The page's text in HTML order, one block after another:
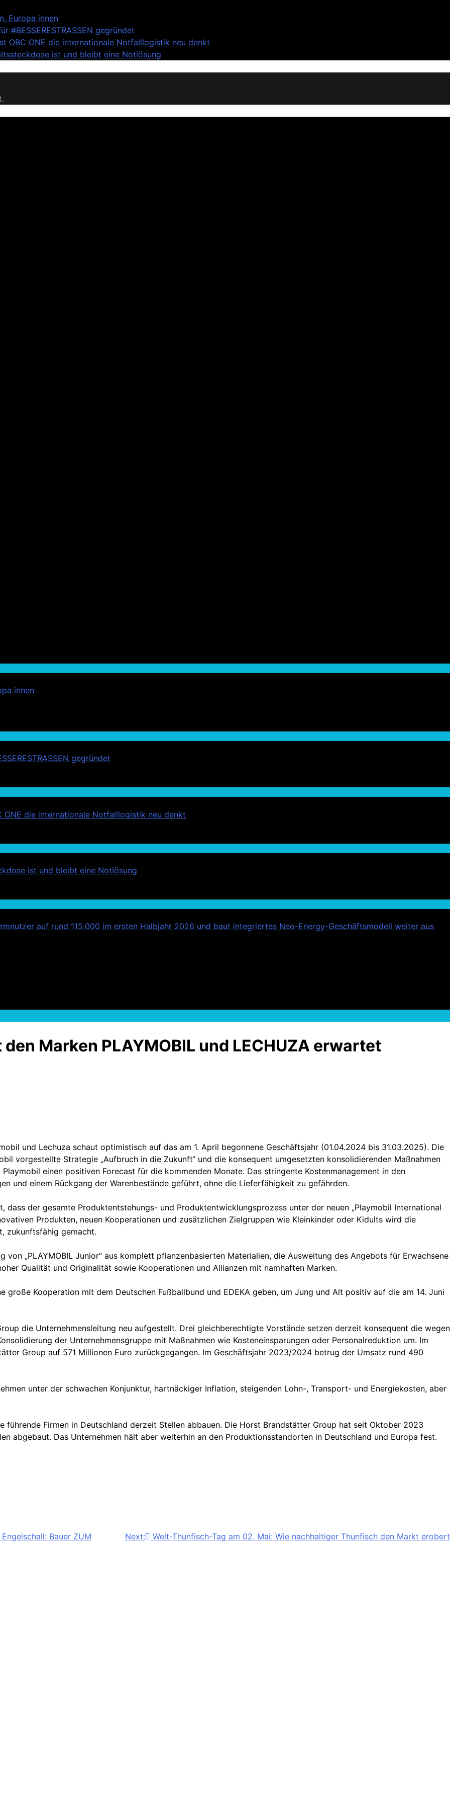
Europa innen
gegründet
OBC ONE die internationale Notfalllogistik neu denkt
ist und bleibt eine Notlösung
innen
gegründet
ONE die internationale Notfalllogistik neu denkt
ist und bleibt eine Notlösung
auf rund 115.000 im ersten Halbjahr 2026 und baut integriertes Neo-Energy-Geschäftsmodell weiter aus
Marken PLAYMOBIL und LECHUZA erwartet
und Lechuza schaut optimistisch auf das am 1. April begonnene Geschäftsjahr (01.04.2024 bis 31.03.2025). Die
vorgestellte Strategie „Aufbruch in die Zukunft“ und die konsequent umgesetzten konsolidierenden Maßnahmen
einen positiven Forecast für die kommenden Monate. Das stringente Kostenmanagement in den
und einem Rückgang der Warenbestände geführt, ohne die Lieferfähigkeit zu gefährden.
dass der gesamte Produktentstehungs- und Produktentwicklungsprozess unter der neuen „Playmobil International
Produkten, neuen Kooperationen und zusätzlichen Zielgruppen wie Kleinkinder oder Kidults wird die
zukunftsfähig gemacht.
von „PLAYMOBIL Junior“ aus komplett pflanzenbasierten Materialien, die Ausweitung des Angebots für Erwachsene
Qualität und Originalität sowie Kooperationen und Allianzen mit namhaften Marken.
große Kooperation mit dem Deutschen Fußballbund und EDEKA geben, um Jung und Alt positiv auf die am 14. Juni
die Unternehmensleitung neu aufgestellt. Drei gleichberechtigte Vorstände setzen derzeit konsequent die wegen
der Unternehmensgruppe mit Maßnahmen wie Kosteneinsparungen oder Personalreduktion um. Im
Group auf 571 Millionen Euro zurückgegangen. Im Geschäftsjahr 2023/2024 betrug der Umsatz rund 490
unter der schwachen Konjunktur, hartnäckiger Inflation, steigenden Lohn-, Transport- und Energiekosten, aber
führende Firmen in Deutschland derzeit Stellen abbauen. Die Horst Brandstätter Group hat seit Oktober 2023
abgebaut. Das Unternehmen hält aber weiterhin an den Produktionsstandorten in Deutschland und Europa fest.
Bauer ZUM
Next: Welt-Thunfisch-Tag am 02. Mai: Wie nachhaltiger Thunfisch den Markt erobert